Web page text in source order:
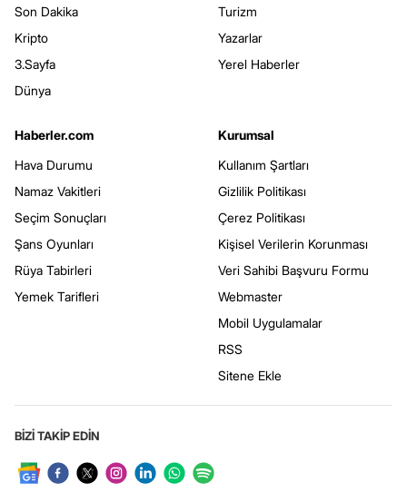
Son Dakika
Kripto
3.Sayfa
Dünya
Turizm
Yazarlar
Yerel Haberler
Haberler.com
Hava Durumu
Namaz Vakitleri
Seçim Sonuçları
Şans Oyunları
Rüya Tabirleri
Yemek Tarifleri
Kurumsal
Kullanım Şartları
Gizlilik Politikası
Çerez Politikası
Kişisel Verilerin Korunması
Veri Sahibi Başvuru Formu
Webmaster
Mobil Uygulamalar
RSS
Sitene Ekle
BİZİ TAKİP EDİN